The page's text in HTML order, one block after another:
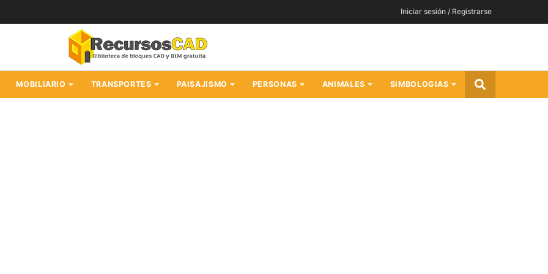
Iniciar sesión / Registrarse
MOBILIARIO TRANSPORTES PAISAJISMO PERSONAS ANIMALES SIMBOLOGIAS